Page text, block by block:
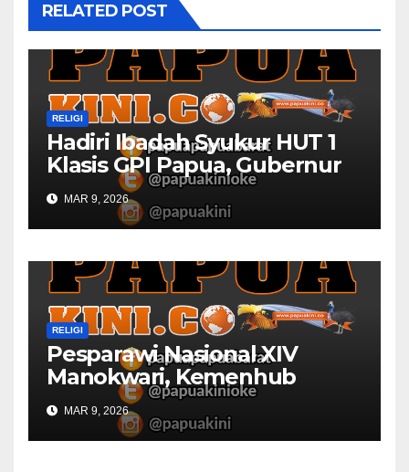
RELATED POST
RELIGI
Hadiri Ibadah Syukur HUT 1
Klasis GPI Papua, Gubernur
Papua Barat Ingatkan Peran
Gereja
MAR 9, 2026
RELIGI
Pesparawi Nasional XIV
Manokwari, Kemenhub
Sediakan Dua Kapal
MAR 9, 2026